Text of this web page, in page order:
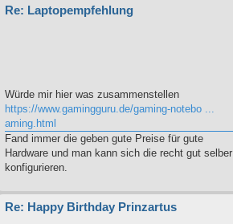
Re: Laptopempfehlung
Würde mir hier was zusammenstellen
https://www.gamingguru.de/gaming-notebo ...
aming.html
Fand immer die geben gute Preise für gute
Hardware und man kann sich die recht gut selber
konfigurieren.
Re: Happy Birthday Prinzartus